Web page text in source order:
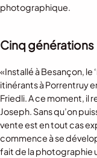
photographique.
Cinq générations
«Installé à Besançon, le
itinérants à Porrentruy
Friedli. A ce moment, il
Joseph. Sans qu’on
vente est en tout cas
commence à se
fait de la photographie